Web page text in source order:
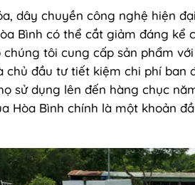
dây chuyền công nghệ hiện
Bình có thể cắt giảm đáng kể
tôi cung cấp sản phẩm
đầu tư tiết kiệm chi phí ban
sử dụng lên đến hàng chục
Hòa Bình chính là một khoản